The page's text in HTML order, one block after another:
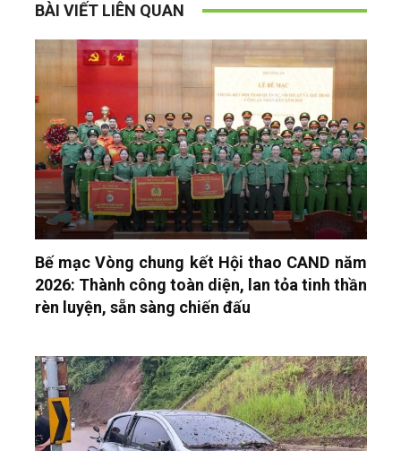
BÀI VIẾT LIÊN QUAN
Bế mạc Vòng chung kết Hội thao CAND năm
2026: Thành công toàn diện, lan tỏa tinh thần
rèn luyện, sẵn sàng chiến đấu